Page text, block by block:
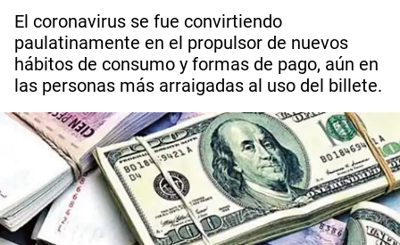
El coronavirus se fue convirtiendo
paulatinamente en el propulsor de nuevos
hábitos de consumo y formas de pago, aún en
las personas más arraigadas al uso del billete.